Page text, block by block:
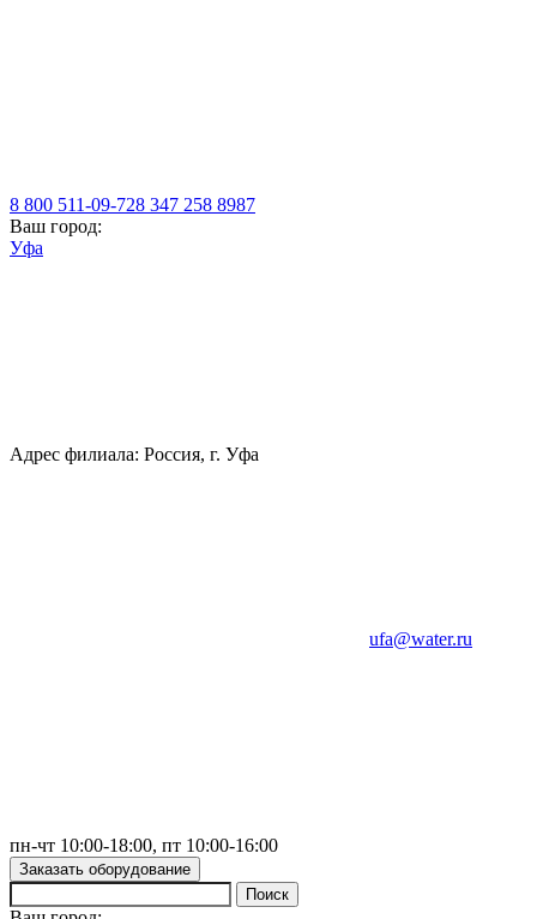
8 800 511-09-728 347 258 8987
Ваш город:
Уфа
Адрес филиала: Россия, г. Уфа
ufa@water.ru
пн-чт 10:00-18:00, пт 10:00-16:00
Заказать оборудование